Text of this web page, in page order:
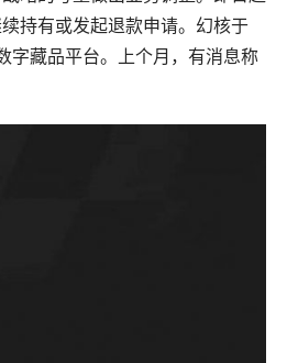
持有或发起退款申请。幻核于
字藏品平台。上个月，有消息称